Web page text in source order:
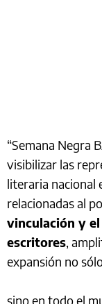
“Semana Negra
visibilizar las
literaria nacional
relacionadas al
vinculación y
escritores,
expansión no
sino en todo el